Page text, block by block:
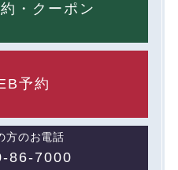
・クーポン
予約
方のお電話
86-7000